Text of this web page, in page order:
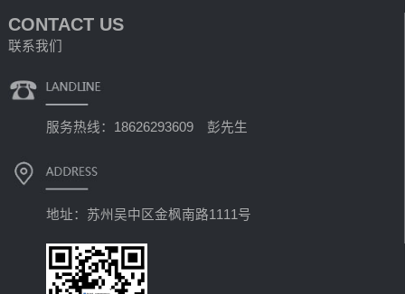
CONTACT US
联系我们
服务热线：18626293609 彭先生
地址：苏州吴中区金枫南路1111号